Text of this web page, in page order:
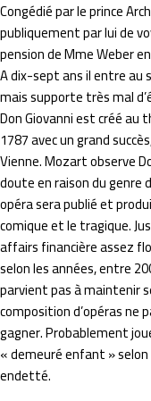
Congédié par le prince
publiquement par lui de
pension de Mme Weber
A dix-sept ans il entre au
mais supporte très mal
Don Giovanni est créé
1787 avec un grand
Vienne. Mozart observe
doute en raison du genre
opéra sera publié et
comique et le tragique.
affairs financière assez
selon les années, entre
parvient pas à maintenir
composition d’opéras ne
gagner. Probablement
« demeuré enfant »
endetté.